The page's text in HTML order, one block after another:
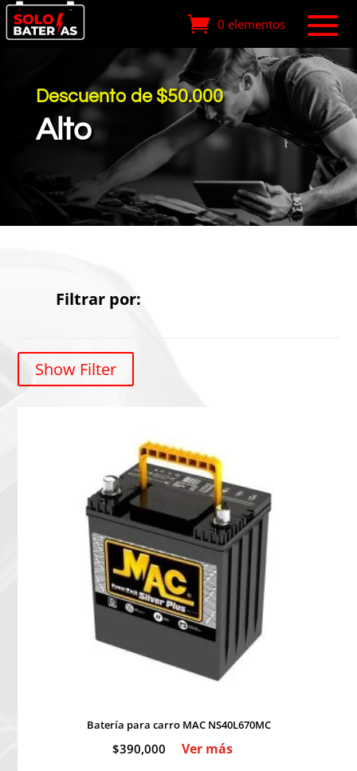
0 elementos
Descuento de $50.000
Alto
Filtrar por:
Show Filter
Batería para carro MAC NS40L670MC
$390,000 Ver más